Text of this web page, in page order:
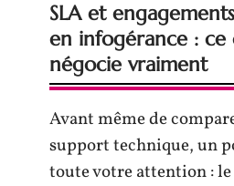
SLA et
en infogérance : ce
négocie vraiment
Avant même de
support technique, un
toute votre attention : le